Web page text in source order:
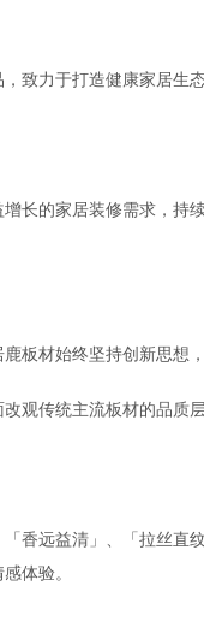
致力于打造健康家居生
长的家居装修需求，持
板材始终坚持创新思想
观传统主流板材的品质
香远益清」、「拉丝直
体验。